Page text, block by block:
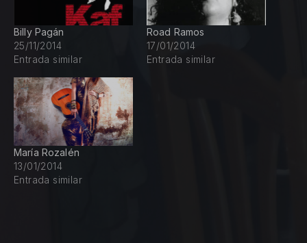
Billy Pagán
25/11/2014
Entrada similar
Road Ramos
17/01/2014
Entrada similar
María Rozalén
13/01/2014
Entrada similar